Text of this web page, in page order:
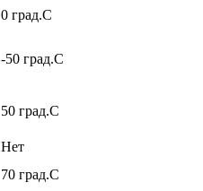
0 град.C
-50 град.C
50 град.C
Нет
70 град.C